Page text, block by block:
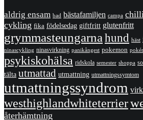
aldrig ensam bad bästafamiljen campa
cykling fika födelsedag giftfritt glutenfritt
grymmasteungarna hund häst
ninascykling ninasvirkning panikångest pokemon
psykiskohälsa ridskola semester shoppa
tälta utmattad utmattning utmattningssymtom
utmattningssyndrom
westhighlandwhiteterrier
återhämtning